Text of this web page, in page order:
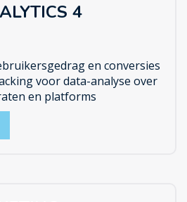
4
en conversies
voor data-analyse over
en platforms